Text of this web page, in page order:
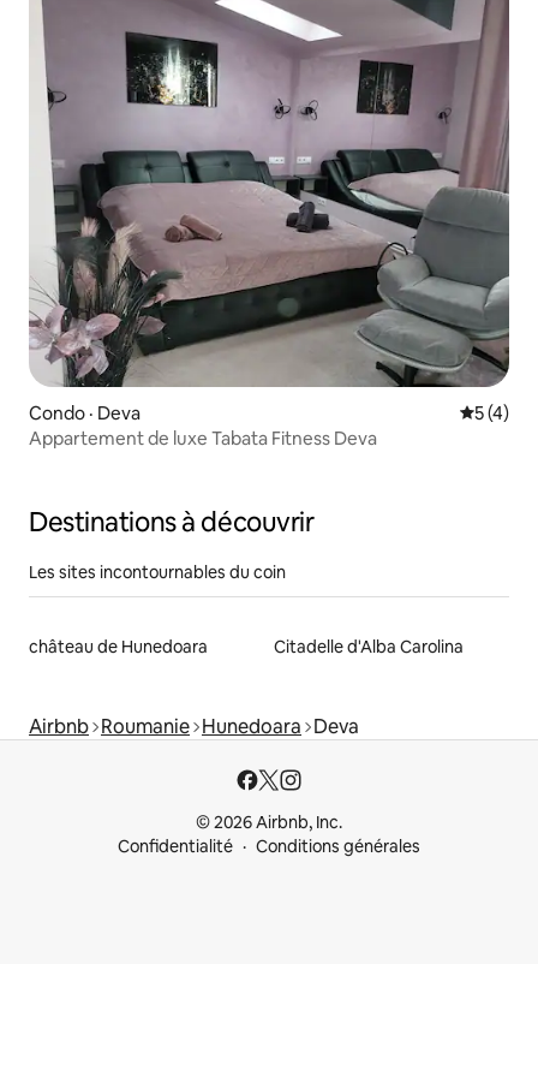
Condo · Deva Note
5 (4)
Appartement de luxe Tabata Fitness Deva
Destinations à découvrir
Les sites incontournables du coin
château de Hunedoara Citadelle d'Alba Carolina
Airbnb Roumanie Hunedoara Deva
© 2026 Airbnb, Inc.
Confidentialité
Conditions générales